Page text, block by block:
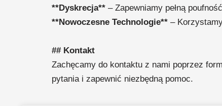
**Dyskrecja** – Zapewniamy pełną
**Nowoczesne Technologie** –
## Kontakt
Zachęcamy do kontaktu z nami poprzez
pytania i zapewnić niezbędną pomoc.